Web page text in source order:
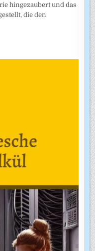
hingezaubert und das
die den